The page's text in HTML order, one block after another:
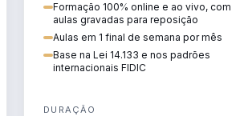
pleitos, delay analysis e FIDIC.
Formação 100% online e ao vivo, com
aulas gravadas para reposição
Aulas em 1 final de semana por mês
Base na Lei 14.133 e nos padrões
internacionais FIDIC
DURAÇÃO